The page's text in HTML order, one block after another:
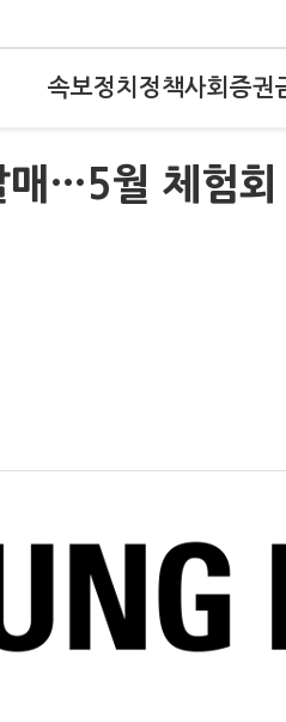
속보정치 정책사회 증권
매…5월 체험회